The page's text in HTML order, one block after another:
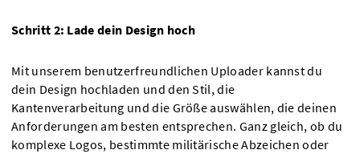
Schritt 2: Lade dein Design hoch
Mit unserem benutzerfreundlichen Uploader kannst du
dein Design hochladen und den Stil, die
Kantenverarbeitung und die Größe auswählen, die deinen
Anforderungen am besten entsprechen. Ganz gleich, ob du
komplexe Logos, bestimmte militärische Abzeichen oder